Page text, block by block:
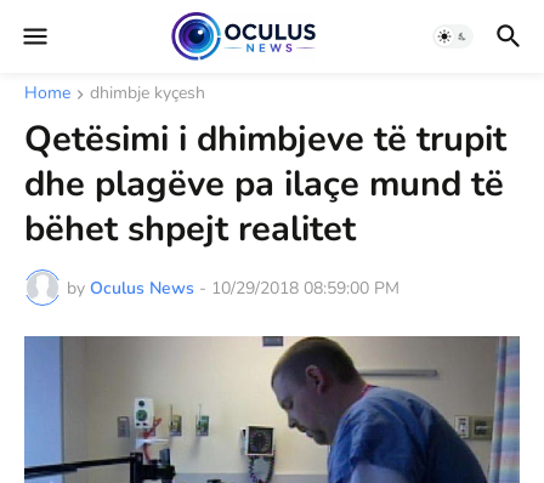
Home dhimbje kyçesh
Qetësimi i dhimbjeve të trupit
dhe plagëve pa ilaçe mund të
bëhet shpejt realitet
by Oculus News - 10/29/2018 08:59:00 PM